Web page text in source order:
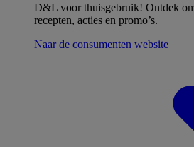
D&L voor thuisgebruik! Ontdek
recepten, acties en promo’s.
Naar de consumenten website